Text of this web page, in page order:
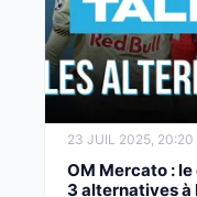
23 JUIL 2025, 20:20
OM Mercato :
3 alternatives à